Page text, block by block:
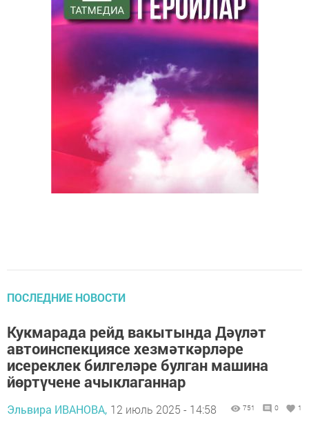
ПОСЛЕДНИЕ НОВОСТИ
Кукмарада рейд вакытында Дәүләт
автоинспекциясе хезмәткәрләре
исереклек билгеләре булган машина
йөртүчене ачыклаганнар
Эльвира ИВАНОВА, 12 июль 2025 - 14:58 751 0 1